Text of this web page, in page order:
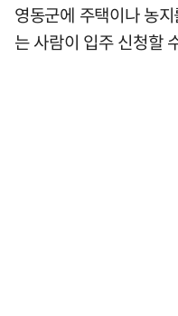
영동군에 주택이나 농
는 사람이 입주 신청할